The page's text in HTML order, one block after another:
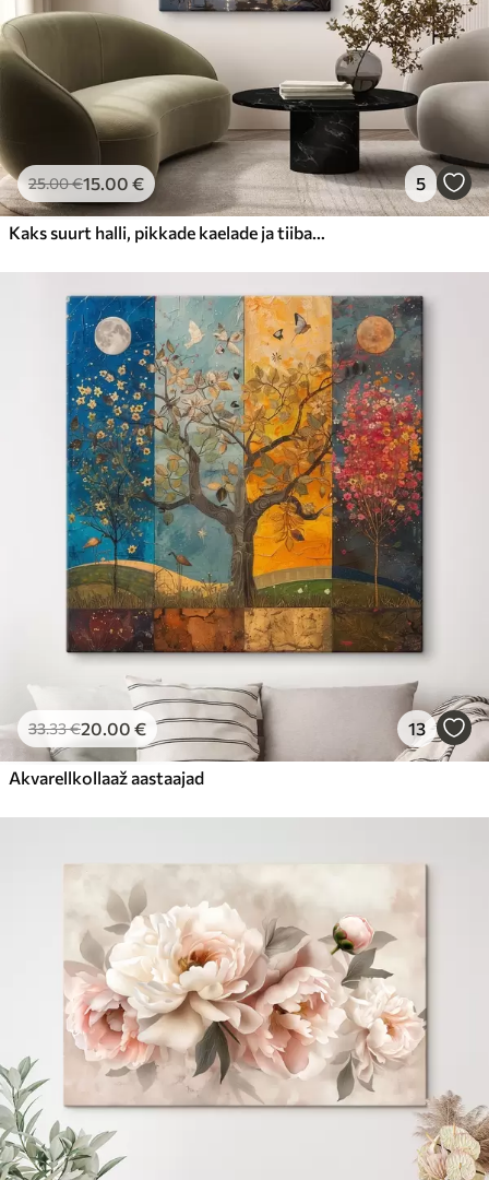
25.00€15.00 € 5
Kaks suurt halli, pikkade kaelade ja tiibadega kraanat, mis seisavad puudest ümbritsetud udujärves
33.33€20.00 € 13
Akvarellkollaaž aastaajad